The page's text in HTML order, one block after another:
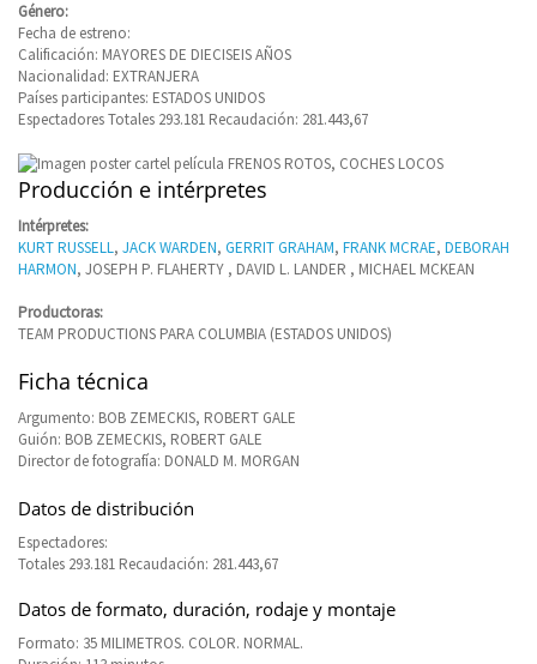
Género:
Fecha de estreno:
Calificación: MAYORES DE DIECISEIS AÑOS
Nacionalidad: EXTRANJERA
Países participantes: ESTADOS UNIDOS
Espectadores Totales 293.181 Recaudación: 281.443,67
Producción e intérpretes
Intérpretes:
KURT RUSSELL, JACK WARDEN, GERRIT GRAHAM, FRANK MCRAE, DEBORAH
HARMON, JOSEPH P. FLAHERTY , DAVID L. LANDER , MICHAEL MCKEAN
Productoras:
TEAM PRODUCTIONS PARA COLUMBIA (ESTADOS UNIDOS)
Ficha técnica
Argumento: BOB ZEMECKIS, ROBERT GALE
Guión: BOB ZEMECKIS, ROBERT GALE
Director de fotografía: DONALD M. MORGAN
Datos de distribución
Espectadores:
Totales 293.181 Recaudación: 281.443,67
Datos de formato, duración, rodaje y montaje
Formato: 35 MILIMETROS. COLOR. NORMAL.